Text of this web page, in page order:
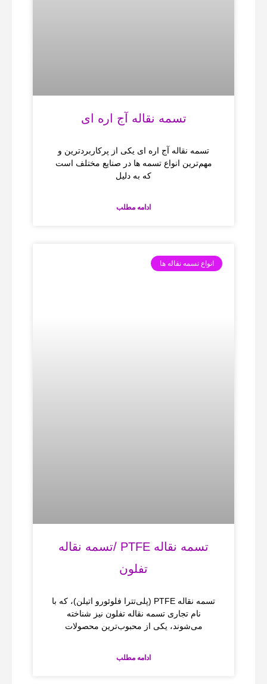
تسمه نقاله آج اره‌ ای
تسمه نقاله آج اره‌ ای یکی از پرکاربردترین و
مهم‌ترین انواع تسمه‌ ها در صنایع مختلف است
که به دلیل
ادامه مطلب
انواع تسمه نقاله ها
تسمه نقاله PTFE /تسمه نقاله
تفلون
تسمه‌ نقاله PTFE (پلی‌تترا فلوئورو اتیلن)، که با
نام تجاری تسمه نقاله تفلون نیز شناخته
می‌شوند، یکی از محبوب‌ترین محصولات
ادامه مطلب